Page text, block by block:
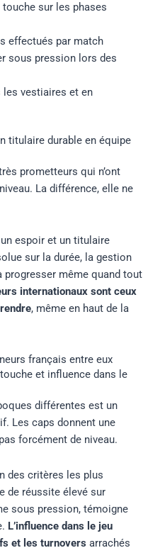
sur les phases
effectués par match
sous pression lors des
les vestiaires et en
titulaire durable en équipe
prometteurs qui n’ont
La différence, elle ne
espoir et un titulaire
sur la durée, la gestion
même quand tout
internationaux sont ceux
, même en haut de la
français entre eux
et influence dans le
différentes est un
Les caps donnent une
forcément de niveau.
des critères les plus
de réussite élevé sur
sous pression, témoigne
L’influence dans le jeu
et les turnovers arrachés